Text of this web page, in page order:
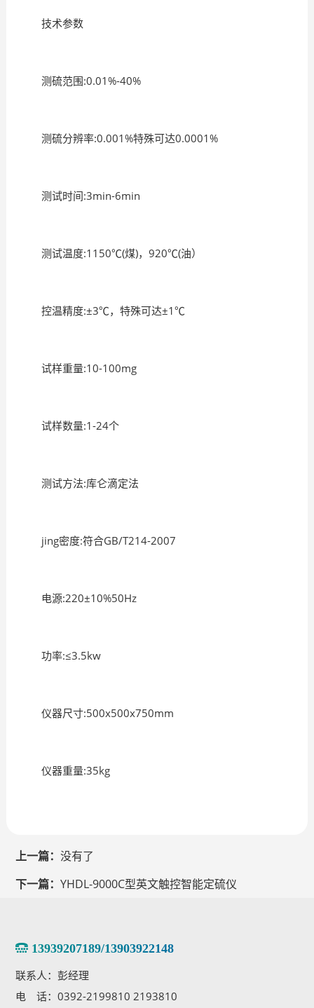
技术参数
测硫范围:0.01%-40%
测硫分辨率:0.001%特殊可达0.0001%
测试时间:3min-6min
测试温度:1150℃(煤)，920℃(油）
控温精度:±3℃，特殊可达±1℃
试样重量:10-100mg
试样数量:1-24个
测试方法:库仑滴定法
jing密度:符合GB/T214-2007
电源:220±10%50Hz
功率:≤3.5kw
仪器尺寸:500x500x750mm
仪器重量:35kg
上一篇：没有了
下一篇：YHDL-9000C型英文触控智能定硫仪
13939207189/13903922148
联系人：彭经理
电 话：0392-2199810 2193810